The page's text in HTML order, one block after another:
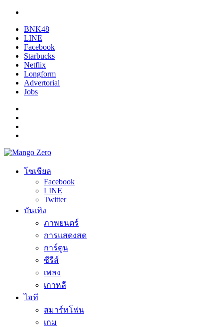
BNK48
LINE
Facebook
Starbucks
Netflix
Longform
Advertorial
Jobs
โซเชียล
Facebook
LINE
Twitter
บันเทิง
ภาพยนตร์
การแสดงสด
การ์ตูน
ซีรีส์
เพลง
เกาหลี
ไอที
สมาร์ทโฟน
เกม